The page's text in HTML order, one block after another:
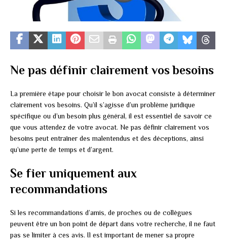
Ne pas définir clairement vos besoins
La première étape pour choisir le bon avocat consiste à déterminer
clairement vos besoins. Qu’il s’agisse d’un problème juridique
spécifique ou d’un besoin plus général, il est essentiel de savoir ce
que vous attendez de votre avocat. Ne pas définir clairement vos
besoins peut entraîner des malentendus et des déceptions, ainsi
qu’une perte de temps et d’argent.
Se fier uniquement aux
recommandations
Si les recommandations d’amis, de proches ou de collègues
peuvent être un bon point de départ dans votre recherche, il ne faut
pas se limiter à ces avis. Il est important de mener sa propre